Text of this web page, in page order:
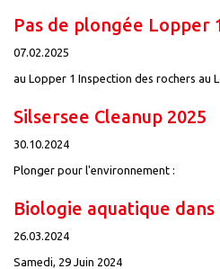
Pas de plongée Lopper
07.02.2025
au Lopper 1 Inspection des rochers au
Silsersee Cleanup 2025
30.10.2024
Plonger pour l'environnement :
Biologie aquatique
26.03.2024
Samedi, 29 Juin 2024